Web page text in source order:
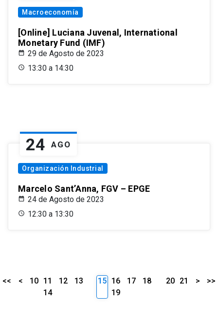
Macroeconomía
[Online] Luciana Juvenal, International
Monetary Fund (IMF)
29 de Agosto de 2023
13:30 a 14:30
24 AGO
Organización Industrial
Marcelo Sant’Anna, FGV – EPGE
24 de Agosto de 2023
12:30 a 13:30
<< < 10 11 12
13
14
15 16 17
18
19
20 21 > >>